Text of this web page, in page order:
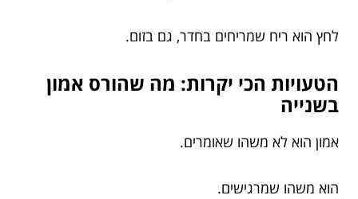
לחץ הוא ריח שמריחים בחדר, גם בזום.
הטעויות הכי יקרות: מה שהורס אמון
בשנייה
אמון הוא לא משהו שאומרים.
הוא משהו שמרגישים.